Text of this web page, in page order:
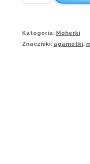
Moherek
Kategoria: Moherki
Znaczniki: agamotki,